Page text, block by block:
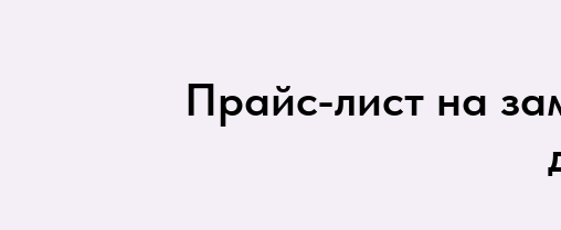
Прайс-лист на